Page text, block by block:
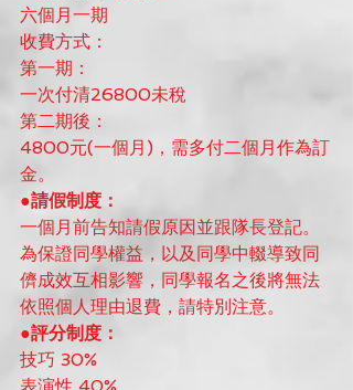
六個月一期
收費方式：
第一期：
一次付清26800未稅
第二期後：
4800元(一個月)，需多付二個月作為訂
金。
●請假制度：
一個月前告知請假原因並跟隊長登記。
為保證同學權益，以及同學中輟導致同
儕成效互相影響，同學報名之後將無法
依照個人理由退費，請特別注意。
●評分制度：
技巧 30%